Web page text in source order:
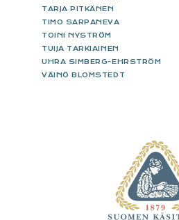
TARJA PITKÄNEN
TIMO SARPANEVA
TOINI NYSTRÖM
TUIJA TARKIAINEN
UHRA SIMBERG-EHRSTRÖM
VÄINÖ BLOMSTEDT